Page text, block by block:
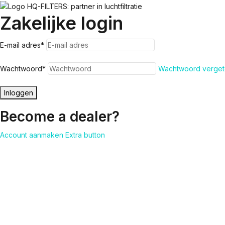
Zakelijke login
E-mail adres*
Wachtwoord* Wachtwoord
Inloggen
Become a dealer?
Account aanmaken Extra button